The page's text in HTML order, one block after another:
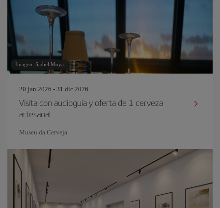
Imagen: Sadiel Moya
20 jun 2026 - 31 dic 2026
Visita con audioguía y oferta de 1 cerveza
artesanal
Museu da Cerveja